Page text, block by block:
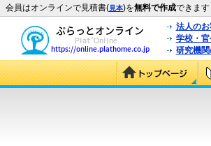
会員はオンラインで見積書(見本)を無料で作成できます
法人の
学校・
研究機